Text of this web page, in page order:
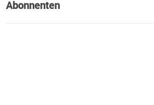
Abonnenten